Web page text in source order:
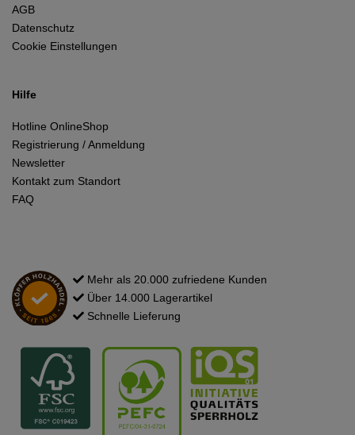
AGB
Datenschutz
Cookie Einstellungen
Hilfe
Hotline OnlineShop
Registrierung / Anmeldung
Newsletter
Kontakt zum Standort
FAQ
Mehr als 20.000 zufriedene Kunden
Über 14.000 Lagerartikel
Schnelle Lieferung